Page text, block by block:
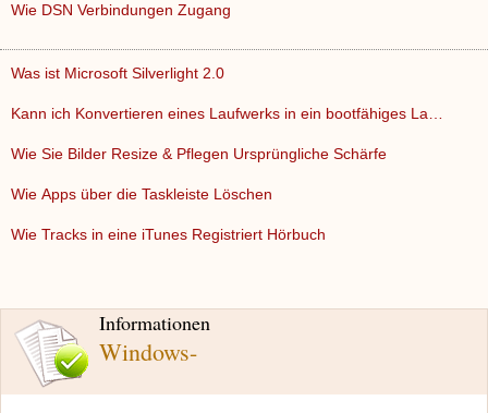
Informationen
Windows-
Wie DSN Verbindungen Zugang
Was ist Microsoft Silverlight 2.0
Kann ich Konvertieren eines Laufwerks in ein bootfähiges La…
Wie Sie Bilder Resize & Pflegen Ursprüngliche Schärfe
Wie Apps über die Taskleiste Löschen
Wie Tracks in eine iTunes Registriert Hörbuch